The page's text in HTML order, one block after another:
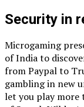
Security in
Microgaming
of India to
from Paypal to
gambling in new
let you play more